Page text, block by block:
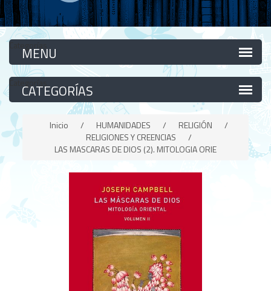
Categorías
Categorías
Inicio / HUMANIDADES / RELIGIÓN
/
RELIGIONES Y CREENCIAS
/
LAS MASCARAS DE DIOS (2). MITOLOGIA ORIE